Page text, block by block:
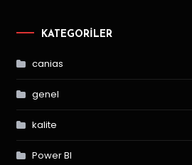
KATEGORILER
canias
genel
kalite
Power BI